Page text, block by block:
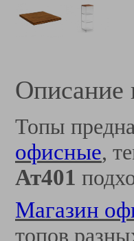
Описание
Топы
офисные,
Ат401
Магазин
топов